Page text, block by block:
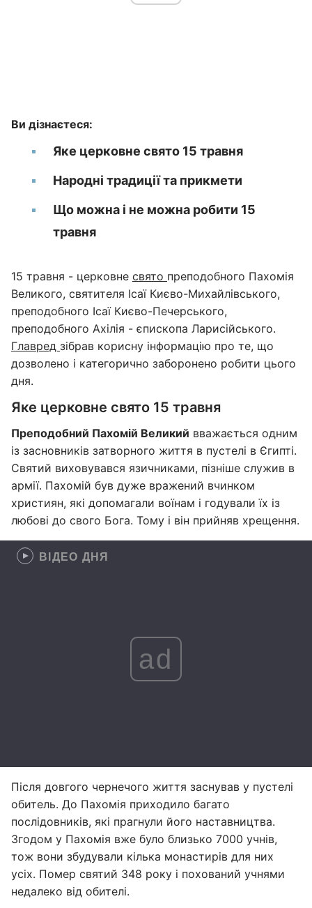
Ви дізнаєтеся:
Яке церковне свято 15 травня
Народні традиції та прикмети
Що можна і не можна робити 15
травня
15 травня - церковне свято преподобного Пахомія
Великого, святителя Ісаї Києво-Михайлівського,
преподобного Ісаї Києво-Печерського,
преподобного Ахілія - єпископа Ларисійського.
Главред зібрав корисну інформацію про те, що
дозволено і категорично заборонено робити цього
дня.
Яке церковне свято 15 травня
Преподобний Пахомій Великий вважається одним
із засновників затворного життя в пустелі в Єгипті.
Святий виховувався язичниками, пізніше служив в
армії. Пахомій був дуже вражений вчинком
християн, які допомагали воїнам і годували їх із
любові до свого Бога. Тому і він прийняв хрещення.
ВІДЕО ДНЯ
ad
Після довгого чернечого життя заснував у пустелі
обитель. До Пахомія приходило багато
послідовників, які прагнули його наставництва.
Згодом у Пахомія вже було близько 7000 учнів,
тож вони збудували кілька монастирів для них
усіх. Помер святий 348 року і похований учнями
недалеко від обителі.